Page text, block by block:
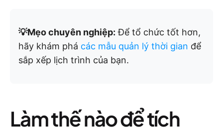
💡Mẹo chuyên nghiệp: Để tổ chức tốt hơn,
hãy khám phá các mẫu quản lý thời gian để
sắp xếp lịch trình của bạn.
Làm thế nào để tích